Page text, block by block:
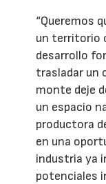
“Queremos
un territorio
desarrollo
trasladar un
monte deje
un espacio
productora
en una
industria ya
potenciales